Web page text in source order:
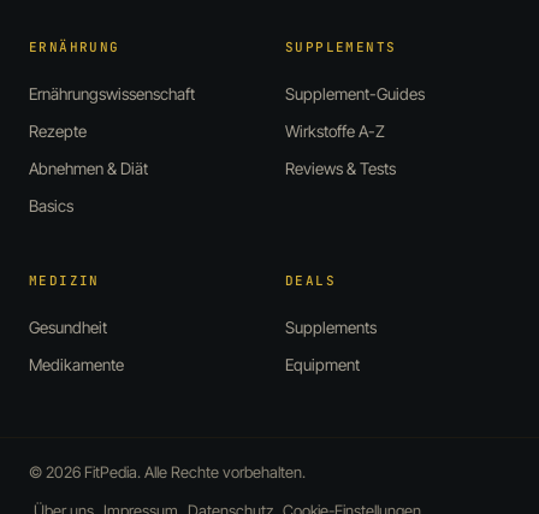
ERNÄHRUNG
Ernährungswissenschaft
Rezepte
Abnehmen & Diät
Basics
SUPPLEMENTS
Supplement-Guides
Wirkstoffe A-Z
Reviews & Tests
MEDIZIN
Gesundheit
Medikamente
DEALS
Supplements
Equipment
© 2026 FitPedia. Alle Rechte vorbehalten.